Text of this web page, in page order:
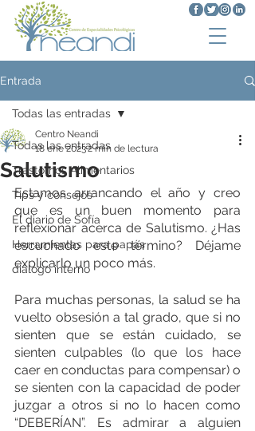
Entrada
Todas las entradas
Trastornos Alimentarios
Tips y consejos
El diario de Sofía
Herramientas para papás
diálogo interno
Todas las entradas
Salutismo
Centro Neandi
18 ene 20232 min de lectura
Estamos arrancando el año y creo
que es un buen momento para
reflexionar acerca de Salutismo. ¿Has
escuchado este término? Déjame
explicarlo un poco más.
Para muchas personas, la salud se ha
vuelto obsesión a tal grado, que si no
sienten que se están cuidado, se
sienten culpables (lo que los hace
caer en conductas para compensar) o
se sienten con la capacidad de poder
juzgar a otros si no lo hacen como
“DEBERÍAN”. Es admirar a alguien